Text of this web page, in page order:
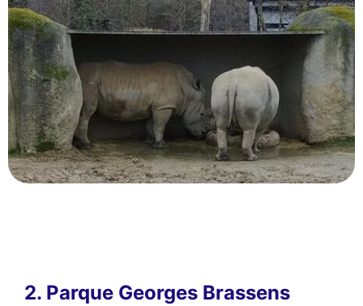
2. Parque Georges Brassens